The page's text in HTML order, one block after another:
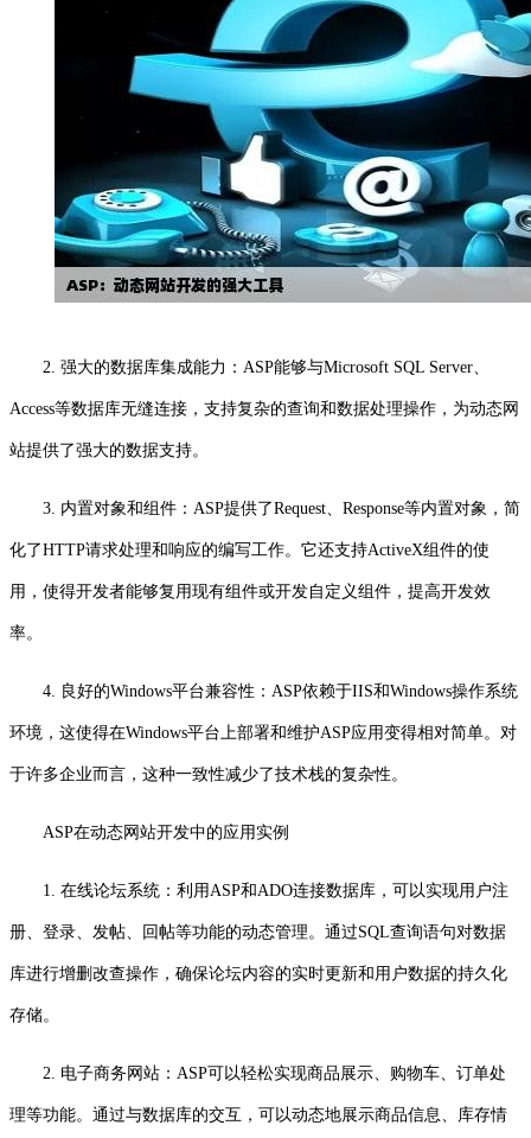
2. 强大的数据库集成能力：ASP能够与Microsoft SQL Server、
Access等数据库无缝连接，支持复杂的查询和数据处理操作，为动态网
站提供了强大的数据支持。
3. 内置对象和组件：ASP提供了Request、Response等内置对象，简
化了HTTP请求处理和响应的编写工作。它还支持ActiveX组件的使
用，使得开发者能够复用现有组件或开发自定义组件，提高开发效
率。
4. 良好的Windows平台兼容性：ASP依赖于IIS和Windows操作系统
环境，这使得在Windows平台上部署和维护ASP应用变得相对简单。对
于许多企业而言，这种一致性减少了技术栈的复杂性。
ASP在动态网站开发中的应用实例
1. 在线论坛系统：利用ASP和ADO连接数据库，可以实现用户注
册、登录、发帖、回帖等功能的动态管理。通过SQL查询语句对数据
库进行增删改查操作，确保论坛内容的实时更新和用户数据的持久化
存储。
2. 电子商务网站：ASP可以轻松实现商品展示、购物车、订单处
理等功能。通过与数据库的交互，可以动态地展示商品信息、库存情